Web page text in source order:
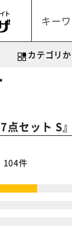
カテゴリ
点セット S
104件